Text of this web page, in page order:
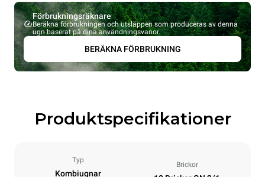
Förbrukningsräknare
Beräkna förbrukningen och utsläppen som produceras av denna
ugn baserat på dina användningsvanor.
BERÄKNA FÖRBRUKNING
Produktspecifikationer
Typ
Kombiugnar
Brickor